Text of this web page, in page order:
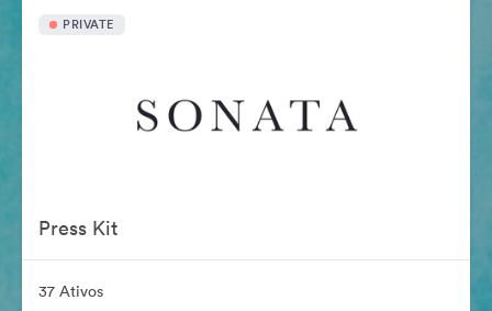
PRIVATE
Press Kit
37 Ativos